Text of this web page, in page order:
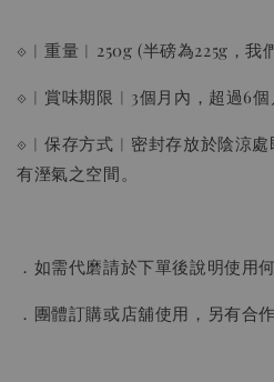
⟐︱重量︱250g (半磅為225g，我
⟐︱賞味期限︱3個月內，超過6個
⟐︱保存方式︱密封存放於陰涼
有溼氣之空間。
．如需代磨請於下單後說明使用
．團體訂購或店舖使用，另有合